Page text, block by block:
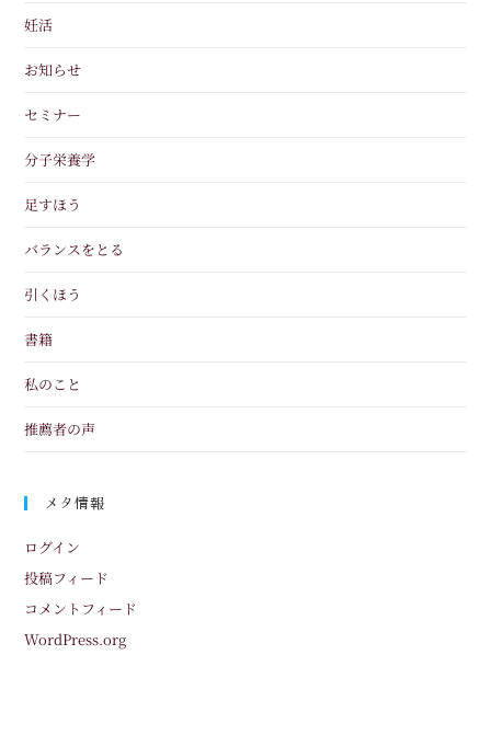
妊活
お知らせ
セミナー
分子栄養学
足すほう
バランスをとる
引くほう
書籍
私のこと
推薦者の声
メタ情報
ログイン
投稿フィード
コメントフィード
WordPress.org